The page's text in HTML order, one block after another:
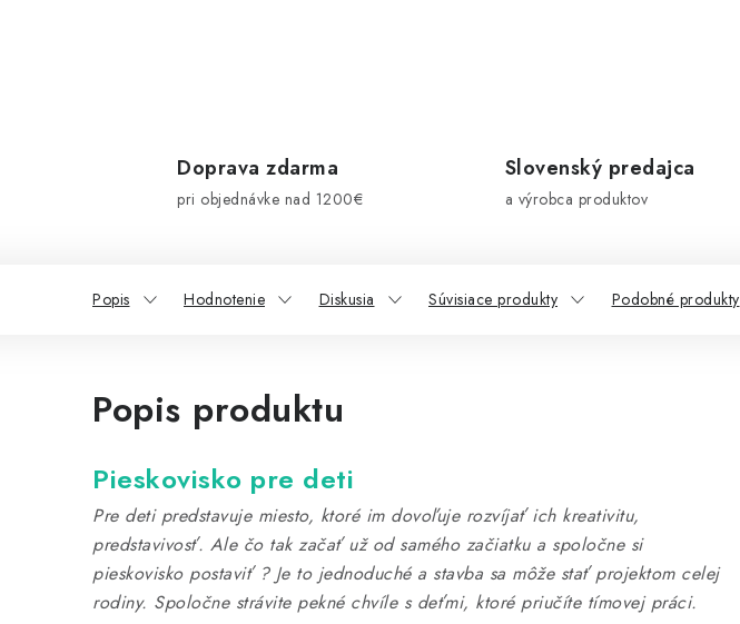
Doprava zdarma
pri objednávke nad 1200€
Slovenský predajca
a výrobca produktov
Popis Hodnotenie Diskusia Súvisiace produkty Podobné produkty
Popis produktu
Pieskovisko pre deti
Pre deti predstavuje miesto, ktoré im dovoľuje rozvíjať ich kreativitu,
predstavivosť. Ale čo tak začať už od samého začiatku a spoločne si
pieskovisko postaviť ? Je to jednoduché a stavba sa môže stať projektom celej
rodiny. Spoločne strávite pekné chvíle s deťmi, ktoré priučíte tímovej práci.